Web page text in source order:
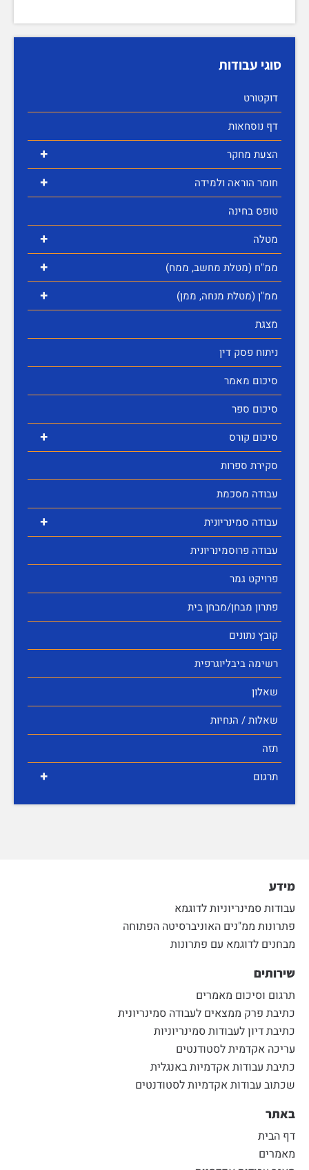
סוגי עבודות
דוקטורט
דף נוסחאות
+ הצעת מחקר
+
חומר הוראה ולמידה
טופס בחינה
+ מטלה
+ ממ"ח (מטלת מחשב, ממח)
+
ממ"ן (מטלת מנחה, ממן)
מצגת
ניתוח פסק דין
סיכום מאמר
סיכום ספר
+
סיכום קורס
סקירת ספרות
עבודה מסכמת
+
עבודה סמינריונית
עבודה פרוסמינריונית
פרויקט גמר
פתרון מבחן/מבחן בית
קובץ נתונים
רשימה ביבליוגרפית
שאלון
שאלות / הנחיות
תזה
+ תרגום
מידע
עבודות סמינריוניות לדוגמא
פתרונות ממ"נים האוניברסיטה הפתוחה
מבחנים לדוגמא עם פתרונות
שירותים
תרגום וסיכום מאמרים
כתיבת פרק ממצאים לעבודה סמינריונית
כתיבת דיון לעבודות סמינריוניות
עריכה אקדמית לסטודנטים
כתיבת עבודות אקדמיות באנגלית
שכתוב עבודות אקדמיות לסטודנטים
באתר
דף הבית
מאמרים